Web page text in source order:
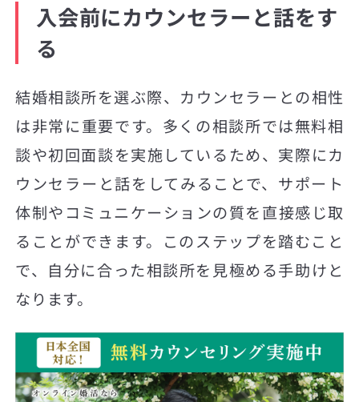
入会前にカウンセラーと話をす
る
結婚相談所を選ぶ際、カウンセラーとの相性
は非常に重要です。多くの相談所では無料相
談や初回面談を実施しているため、実際にカ
ウンセラーと話をしてみることで、サポート
体制やコミュニケーションの質を直接感じ取
ることができます。このステップを踏むこと
で、自分に合った相談所を見極める手助けと
なります。